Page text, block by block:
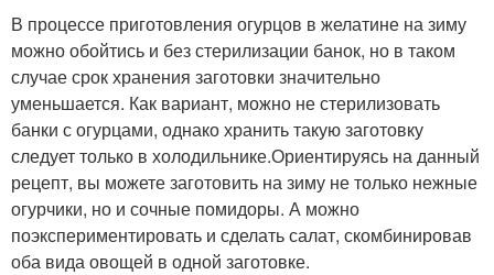
В процессе приготовления огурцов в желатине на зиму
можно обойтись и без стерилизации банок, но в таком
случае срок хранения заготовки значительно
уменьшается. Как вариант, можно не стерилизовать
банки с огурцами, однако хранить такую заготовку
следует только в холодильнике.Ориентируясь на данный
рецепт, вы можете заготовить на зиму не только нежные
огурчики, но и сочные помидоры. А можно
поэкспериментировать и сделать салат, скомбинировав
оба вида овощей в одной заготовке.